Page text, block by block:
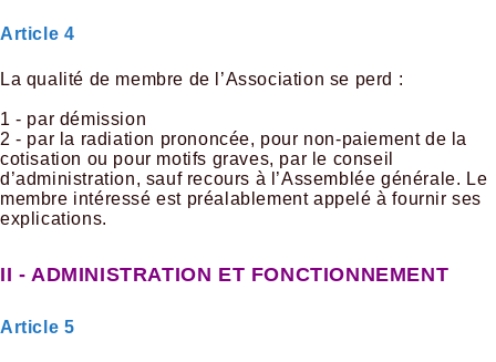
Article 4
La qualité de membre de l’Association se perd :
1 - par démission
2 - par la radiation prononcée, pour non-paiement de la
cotisation ou pour motifs graves, par le conseil
d’administration, sauf recours à l’Assemblée générale. Le
membre intéressé est préalablement appelé à fournir ses
explications.
II - ADMINISTRATION ET FONCTIONNEMENT
Article 5